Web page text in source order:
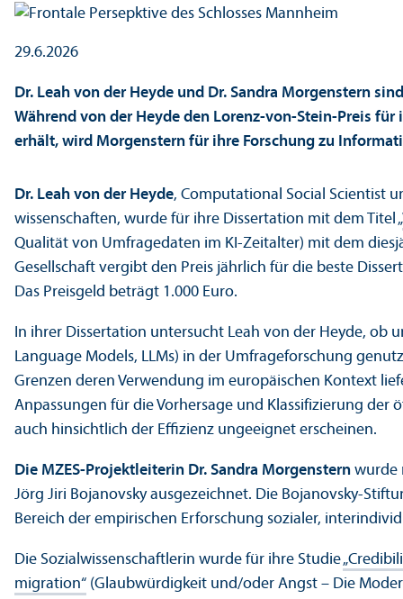
29.6.2026
Dr. Leah von der Heyde und Dr. Sandra Morgenstern
Während von der Heyde den Lorenz-von-Stein-Preis
erhält, wird Morgenstern für ihre Forschung zu
Dr. Leah von der Heyde, Computational Social Scientist
wissenschaften, wurde für ihre Dissertation mit dem Titel „
Qualität von Umfragedaten im KI-Zeitalter) mit dem
Gesellschaft vergibt den Preis jährlich für die beste
Das Preisgeld beträgt 1.000 Euro.
In ihrer Dissertation unter­sucht Leah von der Heyde, ob
Language Models, LLMs) in der Umfrageforschung
Grenzen deren Verwendung im europäischen Kontext
Anpassungen für die Vorhersage und Klassifizierung
auch hinsichtlich der Effizienz ungeeignet erscheinen.
Die MZES-Projektleiterin Dr. Sandra Morgenstern wurde
Jörg Jiri Bojanovsky ausgezeichnet. Die Bojanovsky-
Bereich der empirischen Erforschung sozialer,
Die Sozial­wissenschaft­lerin wurde für ihre Studie
migration“ (Glaubwürdigkeit und/oder Angst – Die